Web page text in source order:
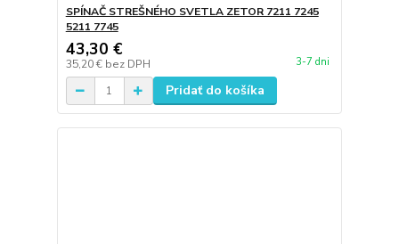
SPÍNAČ STREŠNÉHO SVETLA ZETOR 7211 7245
5211 7745
43,30 €
35,20 € bez DPH 3-7 dni
Pridať do košíka